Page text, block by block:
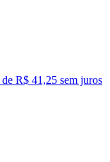
R$ 41,25 sem juros